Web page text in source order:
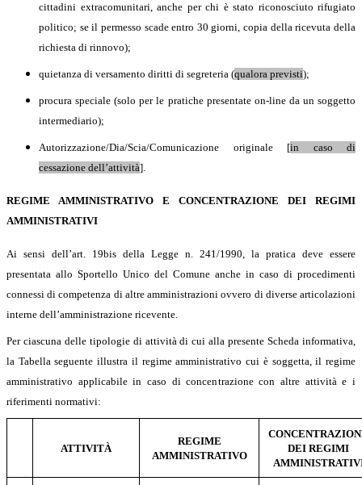
cittadini extracomunitari, anche per chi è stato riconosciuto rifugiato
politico; se il permesso scade entro 30 giorni, copia della ricevuta della
richiesta di rinnovo);
quietanza di versamento diritti di segreteria (qualora previsti);
procura speciale (solo per le pratiche presentate on-line da un soggetto
intermediario);
Autorizzazione/Dia/Scia/Comunicazione originale [in caso di
cessazione dell’attività].
REGIME AMMINISTRATIVO E CONCENTRAZIONE DEI REGIMI
AMMINISTRATIVI
Ai sensi dell’art. 19bis della Legge n. 241/1990, la pratica deve essere
presentata allo Sportello Unico del Comune anche in caso di procedimenti
connessi di competenza di altre amministrazioni ovvero di diverse articolazioni
interne dell’amministrazione ricevente.
Per ciascuna delle tipologie di attività di cui alla presente Scheda informativa,
la Tabella seguente illustra il regime amministrativo cui è soggetta, il regime
amministrativo applicabile in caso di concentrazione con altre attività e i
riferimenti normativi:
ATTIVITÀ
REGIME
AMMINISTRATIVO
DEI REGIMI